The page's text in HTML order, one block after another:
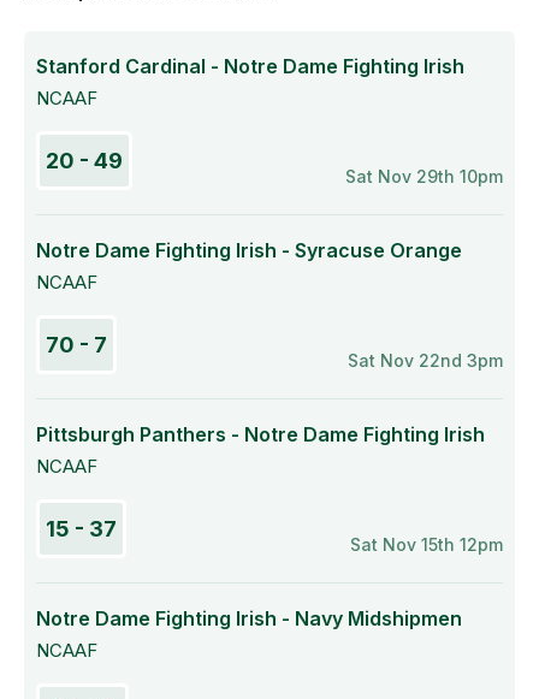
Stanford Cardinal - Notre Dame Fighting Irish
NCAAF
20 - 49
Sat Nov 29th 10pm
Notre Dame Fighting Irish - Syracuse Orange
NCAAF
70 - 7
Sat Nov 22nd 3pm
Pittsburgh Panthers - Notre Dame Fighting Irish
NCAAF
15 - 37
Sat Nov 15th 12pm
Notre Dame Fighting Irish - Navy Midshipmen
NCAAF